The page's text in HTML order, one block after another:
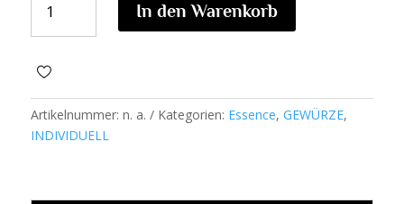
ESSENCE
MENGE
In den Warenkorb
Artikelnummer: n. a. Kategorien: Essence, GEWÜRZE,
INDIVIDUELL